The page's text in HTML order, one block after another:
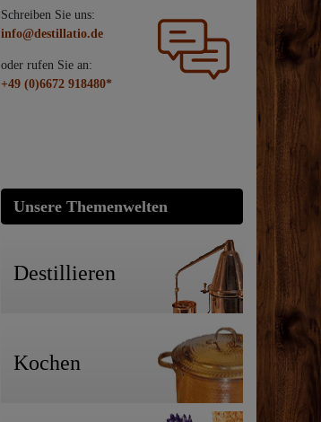
Schreiben Sie uns:
info@destillatio.de
oder rufen Sie an:
+49 (0)6672 918480*
Unsere Themenwelten
Destillieren
Kochen